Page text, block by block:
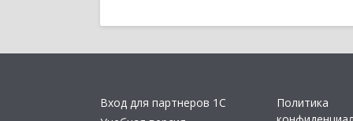
Вход для партнеров 1С
Политика